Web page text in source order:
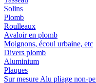
Solins
Plomb
Roulleaux
Avaloir en plomb
Moignons, écoul urbaine, etc
Divers plomb
Aluminium
Plaques
Sur mesure Alu pliage non-